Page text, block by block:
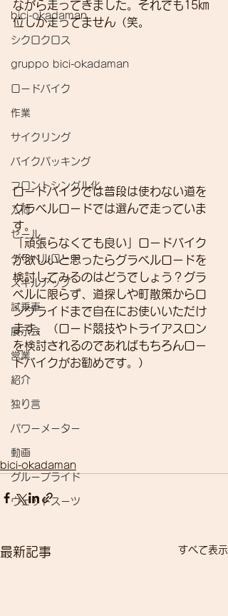
bici-okadaman
シクロクロス
gruppo bici-okadaman
ロードバイク
作業
サイクリング
バイクパッキング
フロントシングル化
入荷
セール
グラベルロード
スキルアップ
試乗車
展示会
営業
紹介
独り言
パワーメーター
動画
グループライド
ウェットスーツ
ながら走ってきました。それでも15㎞
位しか走ってません（笑。
ロードバイクでは普段は使わない道を
グラベルロードでは選んで走っていま
す。
「頑張らなくても良い」ロードバイク
が欲しいと思ったらグラベルロードを
検討してみるのはどうでしょう？グラ
ベルに限らず、道探しや町散策からロ
ングライドまで自在にお使いいただけ
ます。（ロード競技やトライアスロン
を検討されるのであればもちろんロー
ドバイクがお勧めです。）
bici-okadaman
最新記事 すべて表示